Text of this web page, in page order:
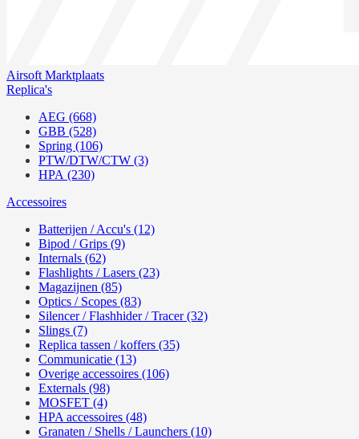
Airsoft Marktplaats
Replica's
AEG (668)
GBB (528)
Spring (106)
PTW/DTW/CTW (3)
HPA (230)
Accessoires
Batterijen / Accu's (12)
Bipod / Grips (9)
Internals (62)
Flashlights / Lasers (23)
Magazijnen (85)
Optics / Scopes (83)
Silencer / Flashhider / Tracer (32)
Slings (7)
Replica tassen / koffers (35)
Communicatie (13)
Overige accessoires (106)
Externals (98)
MOSFET (4)
HPA accessoires (48)
Granaten / Shells / Launchers (10)